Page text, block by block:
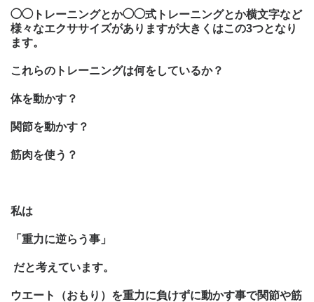
◯◯トレーニングとか◯◯式トレーニングとか横文字など
様々なエクササイズがありますが大きくはこの3つとなり
ます。
これらのトレーニングは何をしているか？
体を動かす？
関節を動かす？
筋肉を使う？
私は
「重力に逆らう事」
だと考えています。
ウエート （おもり） を重力に負けずに動かす事で関節や筋